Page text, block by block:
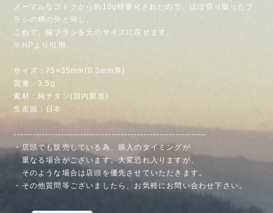
ノーマルなゴトクから約10g軽量化されたので、ほぼ切り取ったブ
ラシの柄の分と同じ。
これで、歯ブラシを元のサイズに戻せます。
※HPより引用
サイズ：75×35mm(0.3mm厚)
質量：3.5g
素材：純チタン(国内製造)
生産国：日本
-------------------------------------------------------------
・店頭でも販売している為、購入のタイミングが
重なる場合がございます。大変恐れ入りますが、
そのような場合は店頭を優先させていただきます。
・その他質問等ございましたら、お気軽にお問い合わせ下さい。